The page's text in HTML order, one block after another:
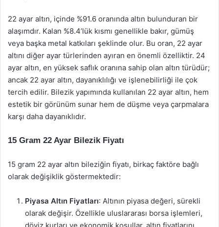
22 ayar altın, içinde %91.6 oranında altın bulunduran bir
alaşımdır. Kalan %8.4’lük kısmı genellikle bakır, gümüş
veya başka metal katkıları şeklinde olur. Bu oran, 22 ayar
altını diğer ayar türlerinden ayıran en önemli özelliktir. 24
ayar altın, en yüksek saflık oranına sahip olan altın türüdür;
ancak 22 ayar altın, dayanıklılığı ve işlenebilirliği ile çok
tercih edilir. Bilezik yapımında kullanılan 22 ayar altın, hem
estetik bir görünüm sunar hem de düşme veya çarpmalara
karşı daha dayanıklıdır.
15 Gram 22 Ayar Bilezik Fiyatı
15 gram 22 ayar altın bileziğin fiyatı, birkaç faktöre bağlı
olarak değişiklik göstermektedir:
Piyasa Altın Fiyatları: Altının piyasa değeri, sürekli
olarak değişir. Özellikle uluslararası borsa işlemleri,